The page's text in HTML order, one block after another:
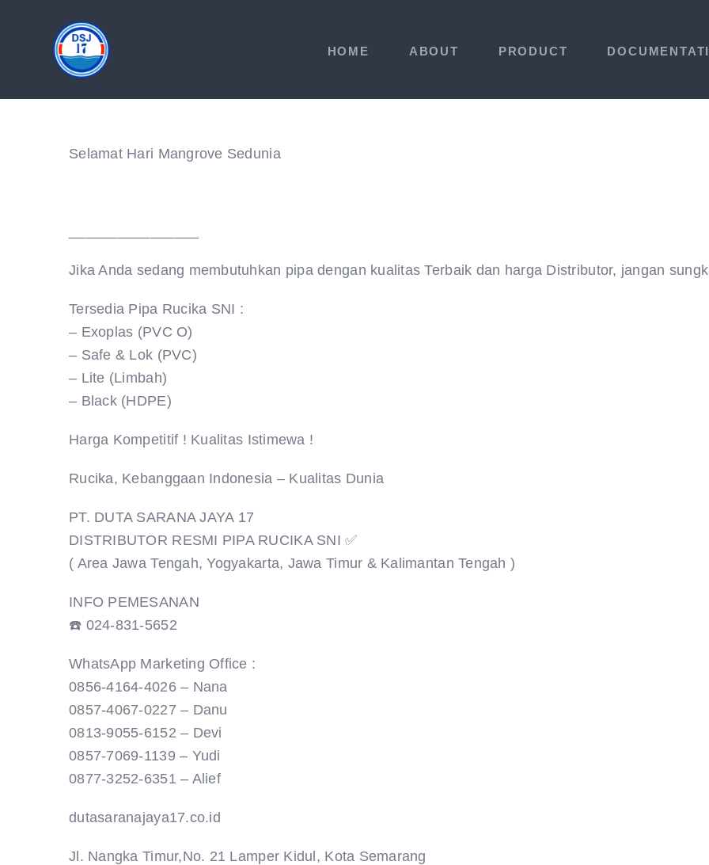
HOME ABOUT PRODUCT
Selamat Hari Mangrove Sedunia
Jika Anda sedang membutuhkan pipa dengan kualitas Terbaik dan harga Distributor, jangan
Tersedia Pipa Rucika SNI :
– Exoplas (PVC O)
– Safe & Lok (PVC)
– Lite (Limbah)
– Black (HDPE)
Harga Kompetitif ! Kualitas Istimewa !
Rucika, Kebanggaan Indonesia – Kualitas Dunia
PT. DUTA SARANA JAYA 17
DISTRIBUTOR RESMI PIPA RUCIKA SNI ✅️
( Area Jawa Tengah, Yogyakarta, Jawa Timur & Kalimantan Tengah )
INFO PEMESANAN
☎️ 024-831-5652
WhatsApp Marketing Office :
0856-4164-4026 – Nana
0857-4067-0227 – Danu
0813-9055-6152 – Devi
0857-7069-1139 – Yudi
0877-3252-6351 – Alief
dutasaranajaya17.co.id
Jl. Nangka Timur,No. 21 Lamper Kidul, Kota Semarang